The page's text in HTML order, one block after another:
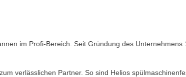
im Profi-Bereich. Seit Gründung des
verlässlichen Partner. So sind Helios